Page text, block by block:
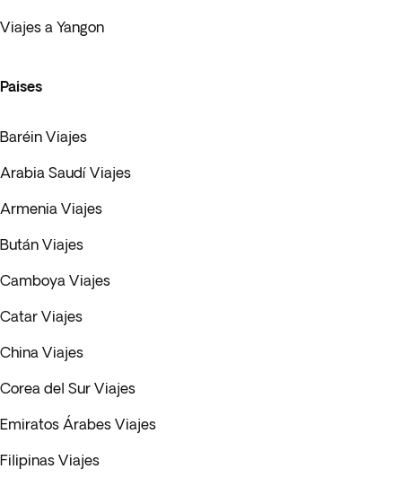
Viajes a Yangon
Paises
Baréin Viajes
Arabia Saudí Viajes
Armenia Viajes
Bután Viajes
Camboya Viajes
Catar Viajes
China Viajes
Corea del Sur Viajes
Emiratos Árabes Viajes
Filipinas Viajes